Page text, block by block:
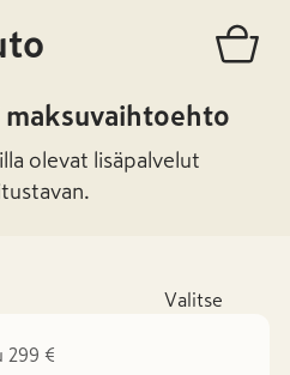
maksuvaihtoehto
olevat lisäpalvelut
Valitse
299 €